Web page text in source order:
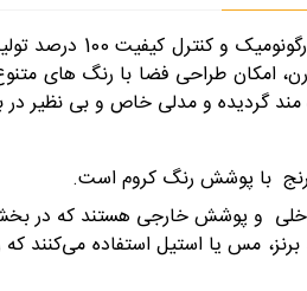
بدنه ای که دارد، رسوب کمتری در آن ایجاد می شود.
امکان طراحی فضا با رنگ های
مند گردیده و مدلی خاص و بی نظیر در
با پوشش رنگ کروم است.
و پوشش خارجی هستند که در
برنز، مس یا استیل استفاده